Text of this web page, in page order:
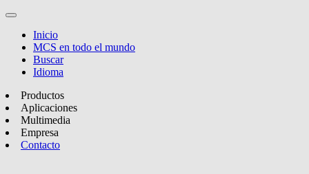
Inicio
MCS en todo el mundo
Buscar
Idioma
Productos
Aplicaciones
Multimedia
Empresa
Contacto